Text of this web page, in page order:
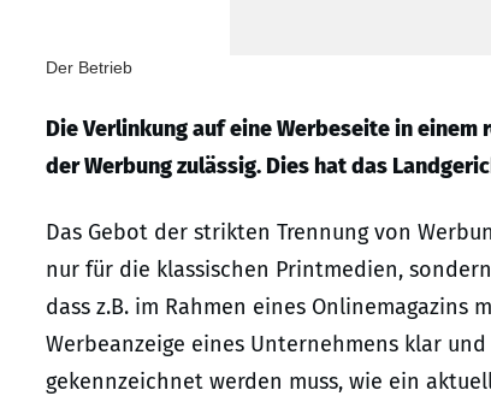
Der Betrieb
Die Verlinkung auf eine Werbeseite in
der Werbung zulässig. Dies hat das
Das Gebot der strikten Trennung von
nur für die klassischen Printmedien,
dass z.B. im Rahmen eines
Werbeanzeige eines Unternehmens klar
gekennzeichnet werden muss, wie ein